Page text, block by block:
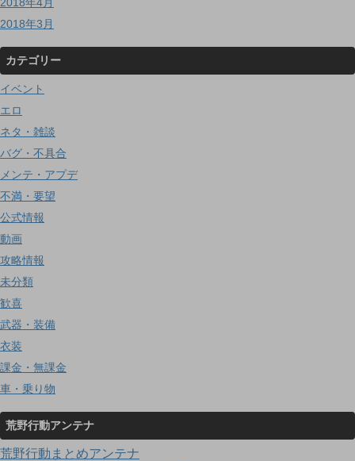
2018年3月
カテゴリー
イベント
エロ
ネタ・雑談
バグ・不具合
メンテ・アプデ
不満・要望
公式情報
動画
攻略情報
未分類
歓喜
武器・装備
衣装
課金・無課金
車・乗り物
荒野行動アンテナ
荒野行動まとめアンテナ